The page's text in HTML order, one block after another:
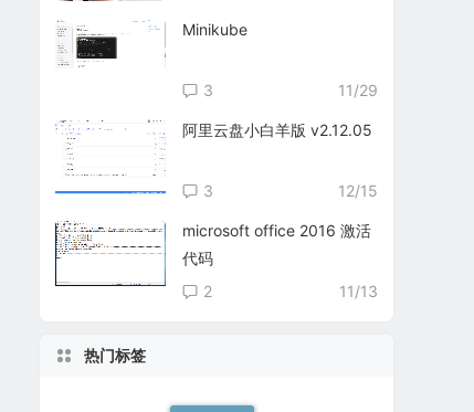
Minikube
11/29
3
阿里云盘小白羊版 v2.12.05
12/15
3
microsoft office 2016 激活
代码
11/13
2
热门标签